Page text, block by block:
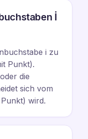
İ
i zu
Punkt).
die
sich vom
wird.